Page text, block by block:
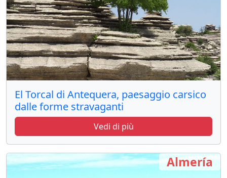
El Torcal di Antequera, paesaggio carsico
dalle forme stravaganti
Vedi di più
Almería